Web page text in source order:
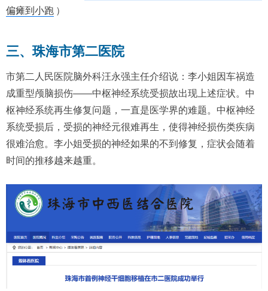
偏瘫到小跑 ）
三、珠海市第二医院
市第二人民医院脑外科汪永强主任介绍说：李小姐因车祸造
成重型颅脑损伤——中枢神经系统受损故出现上述症状。中
枢神经系统再生修复问题，一直是医学界的难题。中枢神经
系统受损后，受损的神经元很难再生，使得神经损伤类疾病
很难治愈。李小姐受损的神经如果的不到修复，症状会随着
时间的推移越来越重。